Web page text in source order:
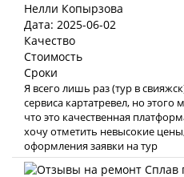
Нелли Копырзова
Дата: 2025-06-02
Качество
Стоимость
Сроки
Я всего лишь раз (тур в
сервиса картатревел, но
что это качественная
хочу отметить невысокие
оформления заявки на тур